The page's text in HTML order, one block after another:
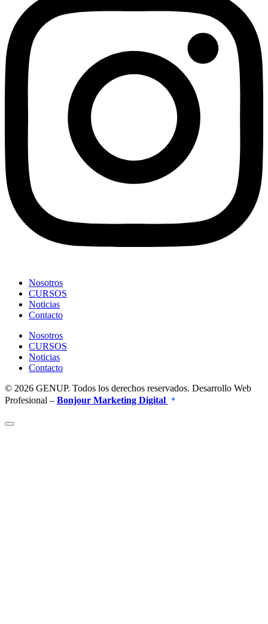
Nosotros
CURSOS
Noticias
Contacto
Nosotros
CURSOS
Noticias
Contacto
© 2026 GENUP. Todos los derechos reservados. Desarrollo Web
Profesional – Bonjour Marketing Digital